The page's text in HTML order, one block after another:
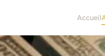
Accueil